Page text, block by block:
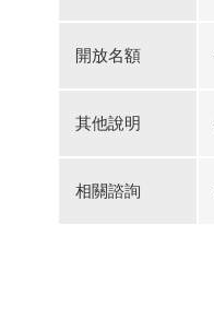
開放名額
其他說明
相關諮詢